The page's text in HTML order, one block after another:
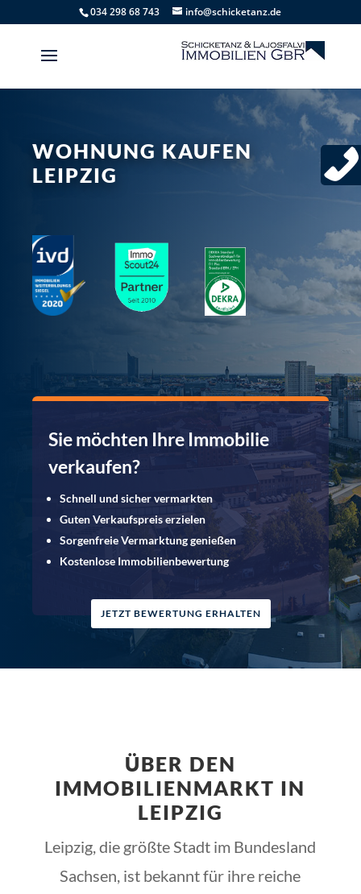
034 298 68 743 info@schicketanz.de
WOHNUNG KAUFEN
LEIPZIG
Sie möchten Ihre Immobilie
verkaufen?
Schnell und sicher vermarkten
Guten Verkaufspreis erzielen
Sorgenfreie Vermarktung genießen
Kostenlose Immobilienbewertung
JETZT BEWERTUNG ERHALTEN
ÜBER DEN
IMMOBILIENMARKT IN
LEIPZIG
Leipzig, die größte Stadt im Bundesland
Sachsen, ist bekannt für ihre reiche